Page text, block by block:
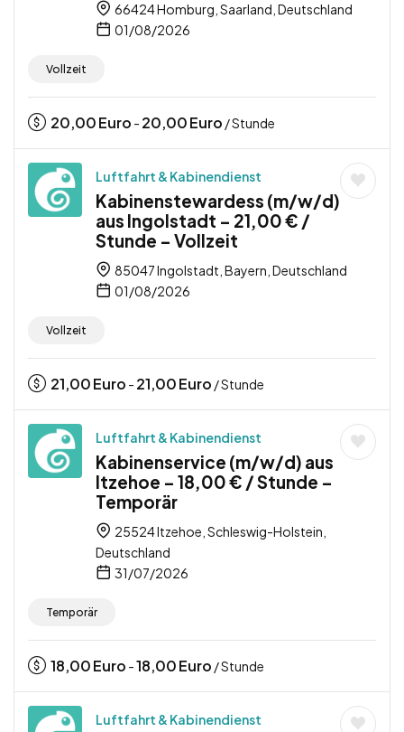
66424 Homburg, Saarland, Deutschland
01/08/2026
Vollzeit
20,00Euro - 20,00Euro / Stunde
Luftfahrt & Kabinendienst
Kabinenstewardess (m/w/d)
aus Ingolstadt – 21,00 € /
Stunde – Vollzeit
85047 Ingolstadt, Bayern, Deutschland
01/08/2026
Vollzeit
21,00Euro - 21,00Euro / Stunde
Luftfahrt & Kabinendienst
Kabinenservice (m/w/d) aus
Itzehoe – 18,00 € / Stunde –
Temporär
25524 Itzehoe, Schleswig-Holstein,
Deutschland
31/07/2026
Temporär
18,00Euro -18,00Euro / Stunde
Luftfahrt & Kabinendienst